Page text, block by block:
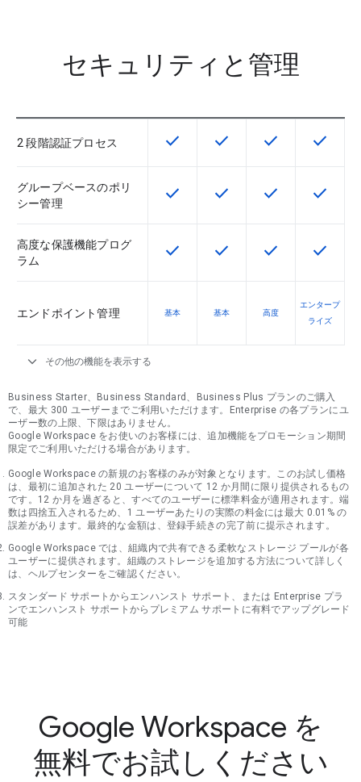
セキュリティと管理
2 段階認証プロセス この機能は該当の SKU で利用で
check この機能は該当の SKU
check この機能は該当
check この機
check
グループベースのポリ
シー管理
この機能は該当の SKU で利用で
check この機能は該当の SKU
check この機能は該当
check この機
check
高度な保護機能プログ
ラム
この機能は該当の SKU で利用で
check この機能は該当の SKU
check この機能は該当
check この機
check
エンドポイント管理 基本 基本 高度
エンタープ
ライズ
expand_more その他の機能を表示する
Business Starter、Business Standard、Business Plus プランのご購入
で、最大 300 ユーザーまでご利用いただけます。Enterprise の各プランにユ
ーザー数の上限、下限はありません。
Google Workspace をお使いのお客様には、追加機能をプロモーション期間
限定でご利用いただける場合があります。
Google Workspace の新規のお客様のみが対象となります。このお試し価格
は、最初に追加された 20 ユーザーについて 12 か月間に限り提供されるもの
です。12 か月を過ぎると、すべてのユーザーに標準料金が適用されます。端
数は四捨五入されるため、1 ユーザーあたりの実際の料金には最大 0.01% の
誤差があります。最終的な金額は、登録手続きの完了前に提示されます。
Google Workspace では、組織内で共有できる柔軟なストレージ プールが各
ユーザーに提供されます。組織のストレージを追加する方法について詳しく
は、ヘルプセンターをご確認ください。
スタンダード サポートからエンハンスト サポート、または Enterprise プラ
ンでエンハンスト サポートからプレミアム サポートに有料でアップグレード
可能
Google Workspace を
無料でお試しください